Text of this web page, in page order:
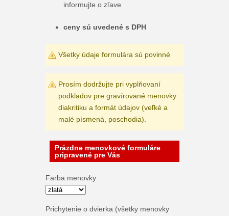
informujte o zľave
ceny sú uvedené s DPH
Všetky údaje formulára sú povinné
Prosím dodržujte pri vyplňovaní
podkladov pre gravírované menovky
diakritiku a formát údajov (veľké a
malé písmená, poschodia).
Prázdne menovkové formuláre
pripravené pre Vás
Farba menovky
Prichytenie o dvierka (všetky menovky